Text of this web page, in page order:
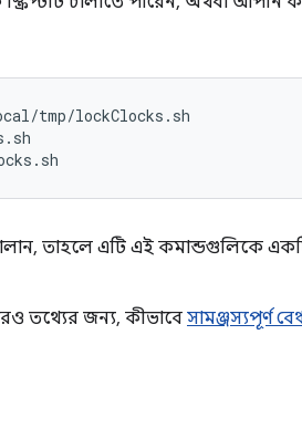
tmp/lockClocks.sh
তাহলে এটি এই কমান্ডগুলিকে
তথ্যের জন্য, কীভাবে সামঞ্জস্যপূর্ণ